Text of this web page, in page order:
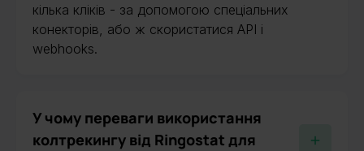
кілька кліків - за допомогою спеціальних
конекторів, або ж скористатися API і
webhooks.
У чому переваги використання
колтрекингу від Ringostat для